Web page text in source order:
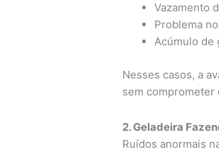
Vazamento
Problema
Acúmulo de
Nesses casos, a
sem comprometer
2. Geladeira
Ruídos anormais